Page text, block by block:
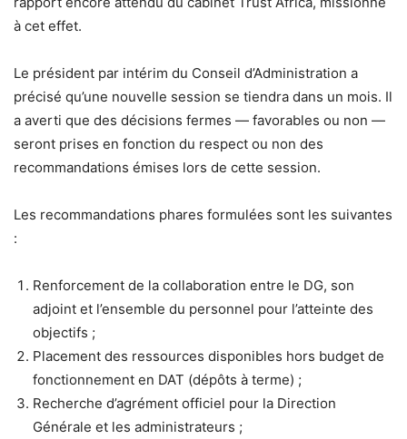
à cet effet.
Le président par intérim du Conseil d’Administration a
précisé qu’une nouvelle session se tiendra dans un mois. Il
a averti que des décisions fermes — favorables ou non —
seront prises en fonction du respect ou non des
recommandations émises lors de cette session.
Les recommandations phares formulées sont les suivantes
:
Renforcement de la collaboration entre le DG, son
adjoint et l’ensemble du personnel pour l’atteinte des
objectifs ;
Placement des ressources disponibles hors budget de
fonctionnement en DAT (dépôts à terme) ;
Recherche d’agrément officiel pour la Direction
Générale et les administrateurs ;